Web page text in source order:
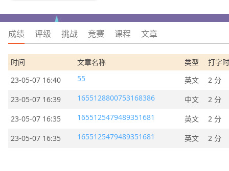
成绩 评级 挑战 竞赛 课程 文章
时间 文章名称 类型
打字
23-05-07 16:40
55 英文
2 分
23-05-07 16:39
1655128800753168386 中文
2 分
23-05-07 16:35
1655125479489351681 英文
2 分
23-05-07 16:35
1655125479489351681 英文 2 分